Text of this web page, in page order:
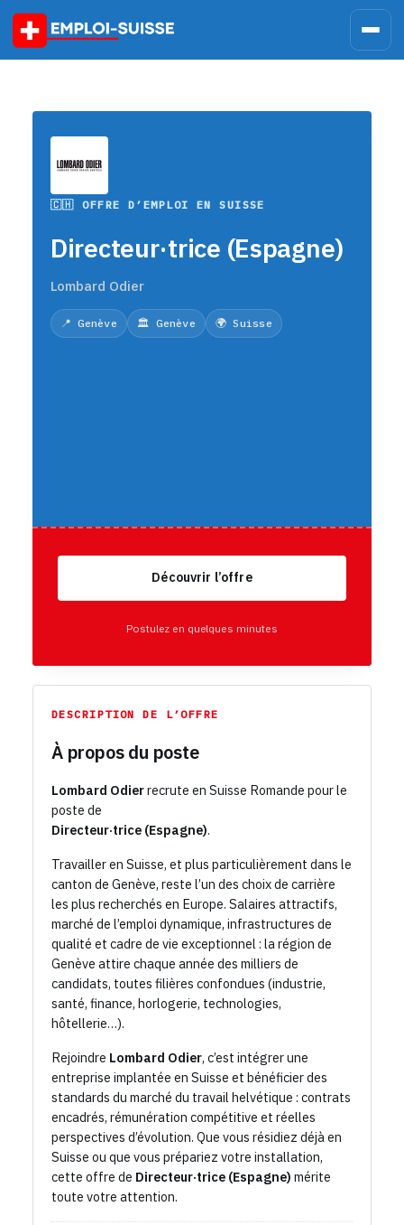
Skip
content
🇨🇭 OFFRE D’EMPLOI EN SUISSE
Directeur·trice (Espagne)
Lombard Odier
📍 Genève 🏛️ Genève 🌍 Suisse
Découvrir l’offre
Postulez en quelques minutes
DESCRIPTION DE L’OFFRE
À propos du poste
Lombard Odierrecrute en Suisse Romande pour le
poste de
Directeur·trice (Espagne).
Travailler en Suisse, et plus particulièrement dans le
canton de Genève, reste l’un des choix de carrière
les plus recherchés en Europe. Salaires attractifs,
marché de l’emploi dynamique, infrastructures de
qualité et cadre de vie exceptionnel : la région de
Genève attire chaque année des milliers de
candidats, toutes filières confondues (industrie,
santé, finance, horlogerie, technologies,
hôtellerie…).
Rejoindre Lombard Odier, c’est intégrer une
entreprise implantée en Suisse et bénéficier des
standards du marché du travail helvétique : contrats
encadrés, rémunération compétitive et réelles
perspectives d’évolution. Que vous résidiez déjà en
Suisse ou que vous prépariez votre installation,
cette offre de Directeur·trice (Espagne) mérite
toute votre attention.